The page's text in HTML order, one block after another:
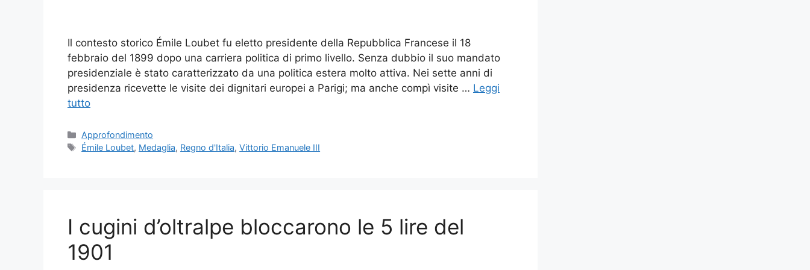
Il contesto storico Émile Loubet fu eletto presidente della Repubblica Francese il 18
febbraio del 1899 dopo una carriera politica di primo livello. Senza dubbio il suo mandato
presidenziale è stato caratterizzato da una politica estera molto attiva. Nei sette anni di
presidenza ricevette le visite dei dignitari europei a Parigi; ma anche compì visite … Leggi
tutto
Categorie
Approfondimento
Tag
Émile Loubet, Medaglia, Regno d'Italia,Vittorio Emanuele III
I cugini d’oltralpe bloccarono le 5 lire del
1901